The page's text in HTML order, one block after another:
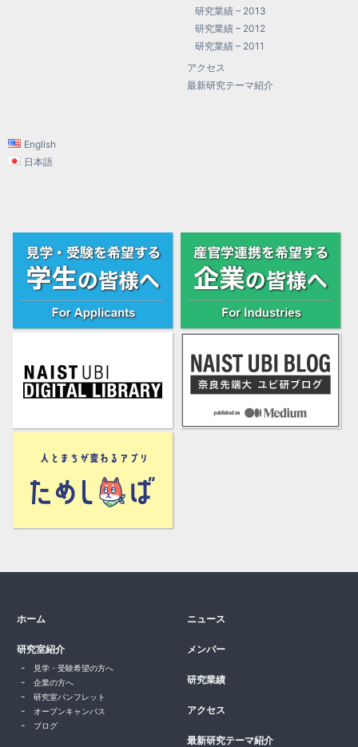
研究業績 – 2013
研究業績 – 2012
研究業績 – 2011
アクセス
最新研究テーマ紹介
English
日本語
ホーム ニュース
研究室紹介
見学・受験希望の方へ
企業の方へ
研究室パンフレット
オープンキャンパス
ブログ
メンバー
研究業績
アクセス
最新研究テーマ紹介